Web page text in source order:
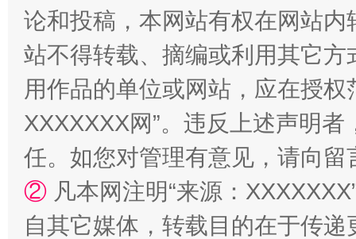
国家大学科技园优化重塑工作
扯下公款旅游的“隐身衣” 如何以
论和投稿，本网站有权在网站
站不得转载、摘编或利用其它
用作品的单位或网站，应在授
XXXXXXX网”。违反上述声明
任。如您对管理有意见，请向
② 凡本网注明“来源：
自其它媒体，转载目的在于传